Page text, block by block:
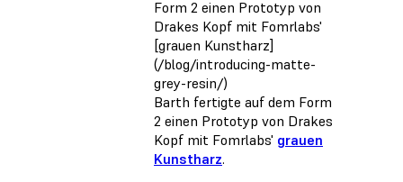
Barth fertigte auf dem Form
2 einen Prototyp von Drakes
Kopf mit Fomrlabs' grauen
Kunstharz.